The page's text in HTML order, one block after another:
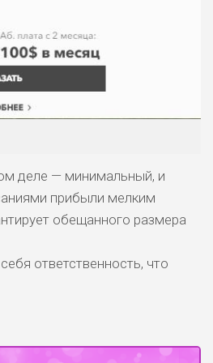
деле — минимальный, и
прибыли мелким
обещанного размера
ответственность, что